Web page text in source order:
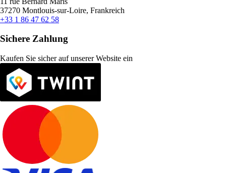
37270 Montlouis-sur-Loire, Frankreich
+33 1 86 47 62 58
Sichere Zahlung
Kaufen Sie sicher auf unserer Website ein